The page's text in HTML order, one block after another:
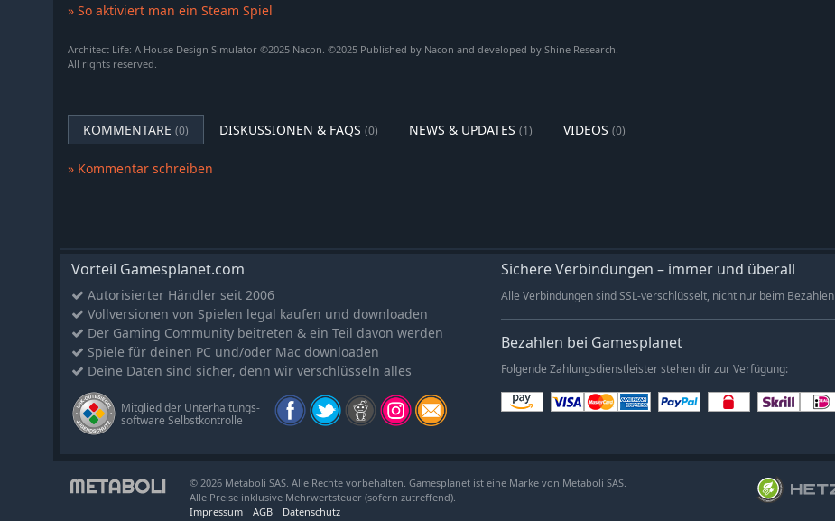
gehen!
Möbelstücke geschickt platzierst, damit sich deine Käufer in ihrem zukünftigen Zuhause
dekorieren möchten, von einer Kerze auf einer Kommode bis hin zur genauen
Platzierung und Farbe der Sofakissen!
BAUARBEITEN- Wähle die Subunternehmer entsprechend deinem verbleibenden
Sobald die Bauphase abgeschlossen ist, erkunde dein Haus aus der Ich-Perspektive!
Ändere den Sonnenstand, um die Performance der Räume bei unterschiedlichem Licht zu
bewundern, und bestaune deine Kreationen in erhabenen Landschaften im Landhausstil,
in der Stadt oder in den Bergen.
Präzise und intuitive Hilfsmittel
Nutze deine große kreative Freiheit mit einer Vielzahl von Materialien, Strukturen und
Gegenständen und vor allem innovativen Bauwerkzeugen, mit denen du deine Gebäude
präzise entwerfen kannst, von der Form jedes Raums bis hin zu detaillierten
Dachzeichnungen.
Häuser auf Stelzen, grüne Energien, umweltfreundlichere Wände und Trennwände usw.
Verbessere deine Fähigkeiten mit jeder Mission im Karrieremodus und schalte neue
» So aktiviert man ein Steam Spiel
Architect Life: A House Design Simulator ©2025 Nacon. ©2025 Published by Nacon and developed by Shine Research.
All rights reserved.
KOMMENTARE (0) DISKUSSIONEN & FAQS (0) NEWS & UPDATES (1) VIDEOS (0)
» Kommentar schreiben
Vorteil Gamesplanet.com
Autorisierter Händler seit 2006
Vollversionen von Spielen legal kaufen und downloaden
Der Gaming Community beitreten & ein Teil davon werden
Spiele für deinen PC und/oder Mac downloaden
Deine Daten sind sicher, denn wir verschlüsseln alles
Mitglied der Unterhaltungs-
software Selbstkontrolle
Sichere Verbindungen – immer und überall
Alle Verbindungen sind SSL-verschlüsselt, nicht nur beim Bezahlen
Bezahlen bei Gamesplanet
Folgende Zahlungsdienstleister stehen dir zur Verfügung:
© 2026 Metaboli SAS. Alle Rechte vorbehalten. Gamesplanet ist eine Marke von Metaboli SAS.
Alle Preise inklusive Mehrwertsteuer (sofern zutreffend).
Impressum
AGB Datenschutz